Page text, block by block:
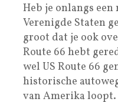
Heb je onlangs
Verenigde Staten
groot dat je ook
Route 66 hebt
wel US Route 66
historische
van Amerika loopt.